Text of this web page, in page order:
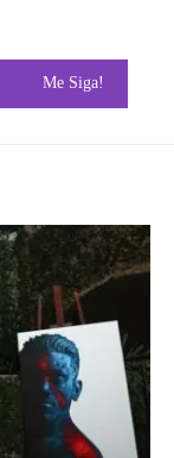
Me Siga!